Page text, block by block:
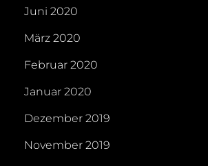
Juni 2020
März 2020
Februar 2020
Januar 2020
Dezember 2019
November 2019